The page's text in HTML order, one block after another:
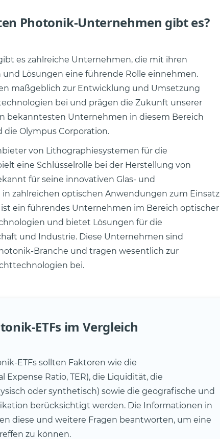
Photonik-Unternehmen gibt es?
es zahlreiche Unternehmen, die mit ihren
Lösungen eine führende Rolle einnehmen.
maßgeblich zur Entwicklung und Umsetzung
bei und prägen die Zukunft unserer
bekanntesten Unternehmen in diesem Bereich
die Olympus Corporation.
von Lithographiesystemen für die
eine Schlüsselrolle bei der Herstellung von
für seine innovativen Glas- und
zahlreichen optischen Anwendungen zum Einsatz
ist ein führendes Unternehmen im Bereich optischer
und bietet Lösungen für die
und Industrie. Diese Unternehmen sind
Branche und tragen wesentlich zur
bei.
ETFs im Vergleich
ETFs sollten Faktoren wie die
Expense Ratio, TER), die Liquidität, die
oder synthetisch) sowie die geografische und
berücksichtigt werden. Die Informationen in
diese und weitere Fragen beantworten, um eine
zu können.